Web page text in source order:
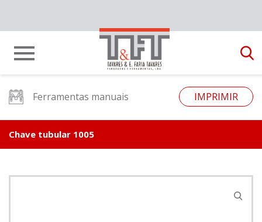
Ferramentas manuais IMPRIMIR
Chave tubular 1005